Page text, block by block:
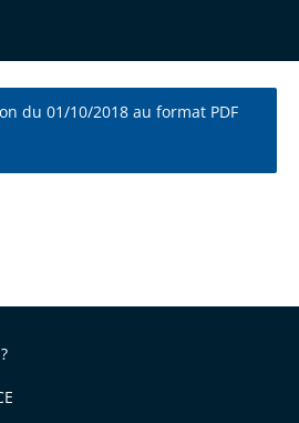
du 01/10/2018 au format PDF